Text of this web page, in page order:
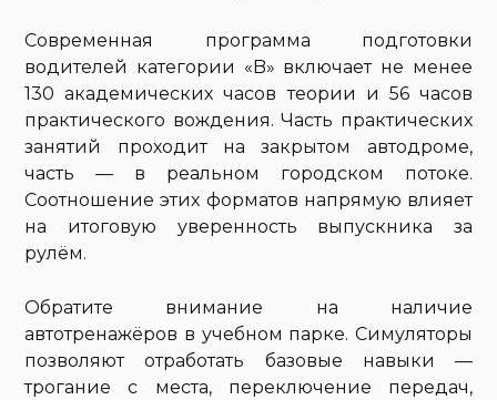
Современная программа подготовки
водителей категории «B» включает не менее
130 академических часов теории и 56 часов
практического вождения. Часть практических
занятий проходит на закрытом автодроме,
часть — в реальном городском потоке.
Соотношение этих форматов напрямую влияет
на итоговую уверенность выпускника за
рулём.
Обратите внимание на наличие
автотренажёров в учебном парке. Симуляторы
позволяют отработать базовые навыки —
трогание с места, переключение передач,